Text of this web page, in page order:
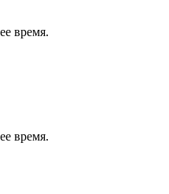
время.
время.